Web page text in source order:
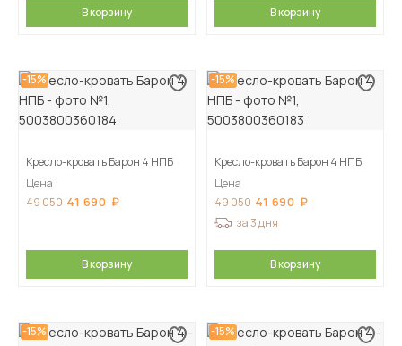
В корзину В корзину
-15%
Кресло-кровать Барон 4 НПБ
Цена
49 050 41 690
В корзину
-15%
Кресло-кровать Барон 4 НПБ
Цена
49 050 41 690
за 3 дня
В корзину
-15% -15%